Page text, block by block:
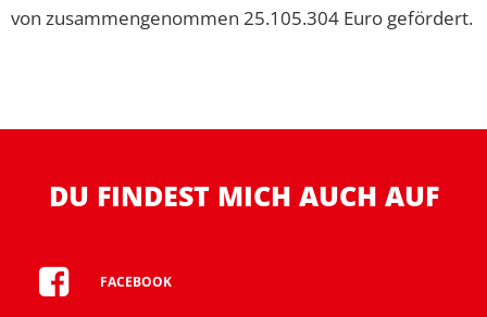
von zusammengenommen 25.105.304 Euro gefördert.
DU FINDEST MICH AUCH AUF
FACEBOOK